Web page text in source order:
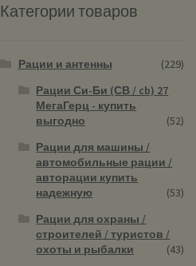
Категории товаров
Рации и антенны
(229)
Рации Си-Би (СВ / cb) 27
МегаГерц - купить
выгодно
(52)
Рации для машины /
автомобильные рации /
авторации купить
надежную
(53)
Рации для охраны /
строителей / туристов /
охоты и рыбалки
(43)